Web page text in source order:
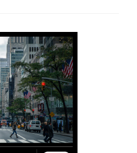
Store
do
Guimarães
Marca
de
16
a
29